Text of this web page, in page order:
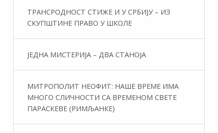
ТРАНСРОДНОСТ СТИЖЕ И У СРБИЈУ – ИЗ
СКУПШТИНЕ ПРАВО У ШКОЛЕ
ЈЕДНА МИСТЕРИЈА – ДВА СТАНОЈА
МИТРОПОЛИТ НЕОФИТ: НАШЕ ВРЕМЕ ИМА
МНОГО СЛИЧНОСТИ СА ВРЕМЕНОМ СВЕТЕ
ПАРАСКЕВЕ (РИМЉАНКЕ)